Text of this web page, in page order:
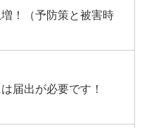
！（予防策と被害時
届出が必要です！